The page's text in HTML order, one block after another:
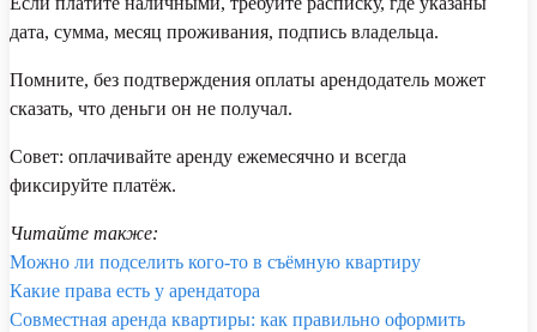
дата, сумма, месяц проживания, подпись владельца.
Помните, без подтверждения оплаты арендодатель может
сказать, что деньги он не получал.
Совет: оплачивайте аренду ежемесячно и всегда
фиксируйте платёж.
Читайте также:
Можно ли подселить кого-то в съёмную квартиру
Какие права есть у арендатора
Совместная аренда квартиры: как правильно оформить